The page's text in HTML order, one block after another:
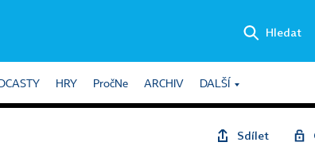
Hledat
HRY PročNe ARCHIV DALŠÍ
Sdílet